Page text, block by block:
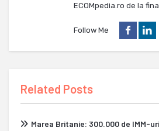
ECOMpedia.ro de la
Follow Me
Related Posts
Marea Britanie: 300.000 de IMM-